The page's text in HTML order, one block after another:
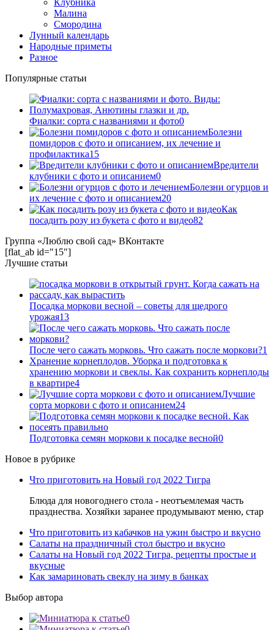
Малина
Смородина
Лунный календарь
Народные приметы
Разное
Популярные статьи
Фиалки: сорта с названиями и фото0
Болезни
помидоров с фото и описанием, их лечение и
профилактика15
Вредители
клубники с фото и описанием0
Болезни огурцов и
их лечение с фото и описанием20
Как
посадить розу из букета с фото и видео82
Группа «Люблю свой сад» ВКонтакте
[flat_ab id="15"]
Лучшие статьи
Посадка моркови весной – советы для щедрого
урожая13
После чего сажать морковь. Что сажать после моркови?1
Хранение корнеплодов. Уборка и подготовка к
хранению моркови и свеклы. Как сохранить корнеплоды
в квартире4
Лучшие
сорта моркови с фото и описанием24
Подготовка семян моркови к посадке весной0
Новое в рубрике
Что приготовить на Новый год 2022 Тигра
Блюда для новогоднего стола - неотъемлемая часть
празднества. Хозяйки заранее продумывают меню, стар
Что приготовить из кабачков на ужин быстро и вкусно
Салаты на праздничный стол быстро и вкусно
Салаты на Новый год 2022 Тигра, рецепты простые и
вкусные
Как замариновать свеклу на зиму в банках
Выбор автора
0